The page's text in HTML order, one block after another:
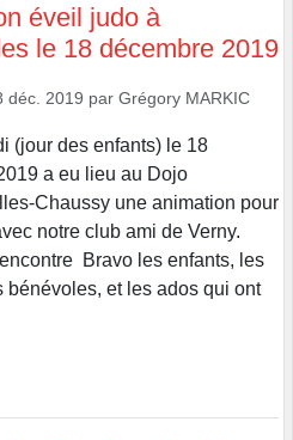
éveil judo à
le 18 décembre 2019
déc. 2019 par Grégory MARKIC
(jour des enfants) le 18
a eu lieu au Dojo
Chaussy une animation pour
notre club ami de Verny.
Bravo les enfants, les
bénévoles, et les ados qui ont